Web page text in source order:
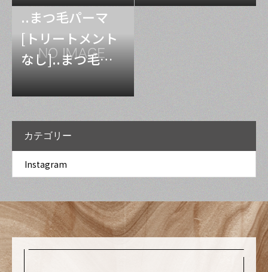
シーズンになり
ますね..マスクを
しての出席にな
るため目元を気
にされる方が多
いております..写
真にも残るので
綺麗になるお手
伝いができ嬉し
く思っておりま
す….#マツエク#
20本でもちゃん
りお安くお財布
に優しいです..#
マツエク#まつげ
エクステ#まつ毛
パーマ#まつげパ
ーマ #ラッシュリ
..まつ毛パーマ
[トリートメント
なし]..まつ毛が
とっても長いの
でパーマ映えで
した..当店はお客
様がお洒落を諦
めず通いやすい
けております·.そ
れに伴い、ポイ
ントカードはお
カテゴリー
Instagram